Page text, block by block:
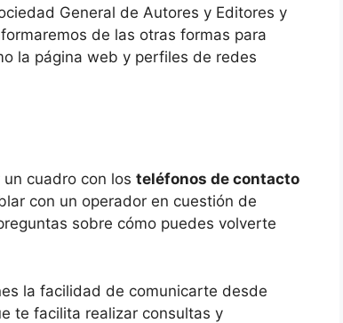
General de Autores y Editores y
de las otras formas para
la página web y perfiles de redes
cuadro con los teléfonos de contacto
con un operador en cuestión de
sobre cómo puedes volverte
la facilidad de comunicarte desde
te facilita realizar consultas y